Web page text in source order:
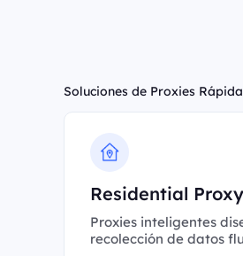
Soluciones de Proxies
Residential Proxy
Proxies inteligentes
recolección de datos